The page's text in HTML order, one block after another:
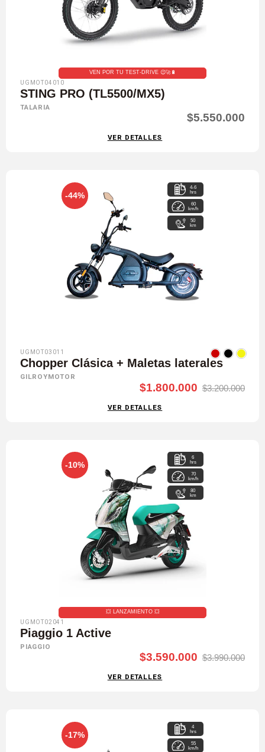
VEN POR TU TEST-DRIVE 😉🚀🔋
UGMOT04010
STING PRO (TL5500/MX5)
TALARIA
$5.550.000
VER DETALLES
-44%
4-6
hrs
60
km/h
50
km
UGMOT03011
Chopper Clásica + Maletas laterales
GILROYMOTOR
$1.800.000 $3.200.000
VER DETALLES
-10%
6
hrs
70
km/h
80
km
💥​ LANZAMIENTO 💥​
UGMOT02041
Piaggio 1 Active
PIAGGIO
$3.590.000 $3.990.000
VER DETALLES
-17%
4
hrs
55
km/h